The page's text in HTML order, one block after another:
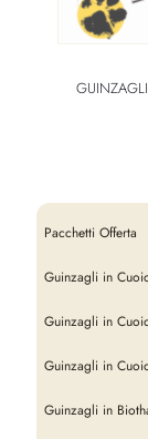
Pacchetti Offerta
Guinzagli in
Guinzagli in
Guinzagli in
Guinzagli in